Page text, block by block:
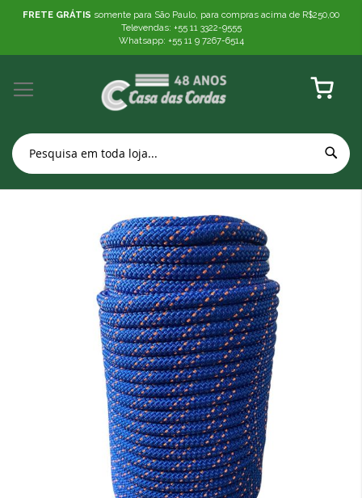
FRETE GRÁTIS somente para São Paulo, para compras acima de R$250,00
Televendas: +55 11 3322-9555
Whatsapp: +55 11 9 7267-6514
Meu